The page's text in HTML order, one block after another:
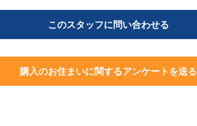
このスタッフに問い合わせる
購入のお住まいに関するアンケートを送る